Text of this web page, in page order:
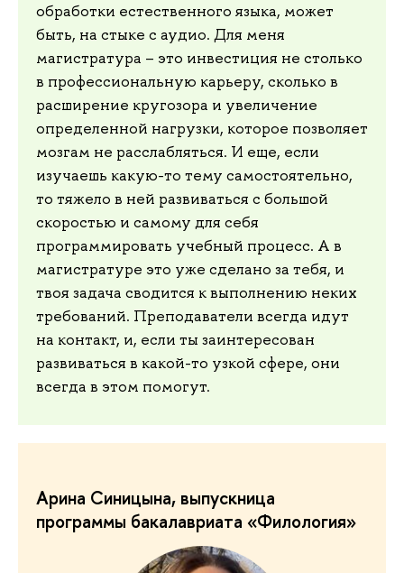
обработки естественного языка, может
быть, на стыке с аудио. Для меня
магистратура – это инвестиция не столько
в профессиональную карьеру, сколько в
расширение кругозора и увеличение
определенной нагрузки, которое позволяет
мозгам не расслабляться. И еще, если
изучаешь какую-то тему самостоятельно,
то тяжело в ней развиваться с большой
скоростью и самому для себя
программировать учебный процесс. А в
магистратуре это уже сделано за тебя, и
твоя задача сводится к выполнению неких
требований. Преподаватели всегда идут
на контакт, и, если ты заинтересован
развиваться в какой-то узкой сфере, они
всегда в этом помогут.
Арина Синицына, выпускница
программы бакалавриата «Филология»